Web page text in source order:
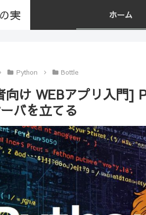
実 ホーム
Python Bottle
向け WEBアプリ入門]
バを立てる